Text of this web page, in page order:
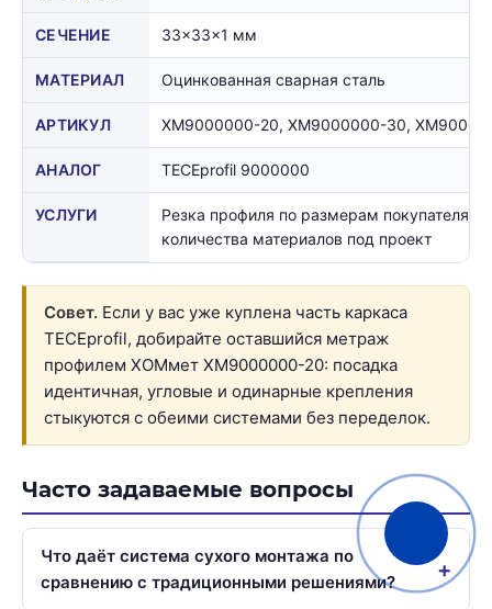
СЕЧЕНИЕ 33×33×1 мм
МАТЕРИАЛ Оцинкованная сварная сталь
АРТИКУЛ ХМ9000000-20, ХМ9000000-30,
АНАЛОГ TECEprofil 9000000
УСЛУГИ
Резка профиля по размерам покупателя,
количества материалов под проект
Совет. Если у вас уже куплена часть каркаса
TECEprofil, добирайте оставшийся метраж
профилем ХОМмет ХМ9000000-20: посадка
идентичная, угловые и одинарные крепления
стыкуются с обеими системами без переделок.
Часто задаваемые вопросы
Что даёт система сухого монтажа по
сравнению с традиционными решениями?